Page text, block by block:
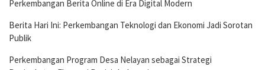
Perkembangan Berita Online di Era Digital Modern
Berita Hari Ini: Perkembangan Teknologi dan Ekonomi Jadi Sorotan
Publik
Perkembangan Program Desa Nelayan sebagai Strategi